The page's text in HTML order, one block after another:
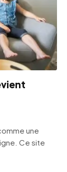
une
Ce site